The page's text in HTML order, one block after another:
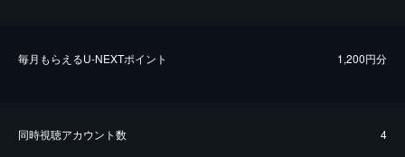
毎⽉もらえるU-NEXTポイント 1,200円分
同時視聴アカウント数 4